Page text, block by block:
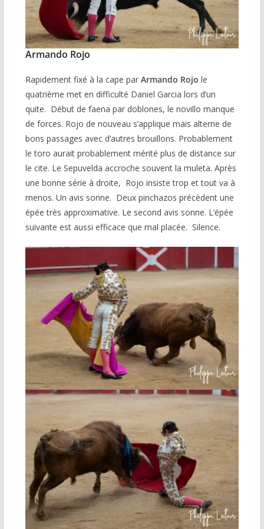
Armando Rojo
Rapidement fixé à la cape par Armando Rojo le
quatrième met en difficulté Daniel Garcia lors d’un
quite. Début de faena par doblones, le novillo manque
de forces. Rojo de nouveau s’applique mais alterne de
bons passages avec d’autres brouillons. Probablement
le toro aurait probablement mérité plus de distance sur
le cite. Le Sepuvelda accroche souvent la muleta. Après
une bonne série à droite, Rojo insiste trop et tout va à
menos. Un avis sonne. Deux pinchazos précèdent une
épée très approximative. Le second avis sonne. L’épée
suivante est aussi efficace que mal placée. Silence.